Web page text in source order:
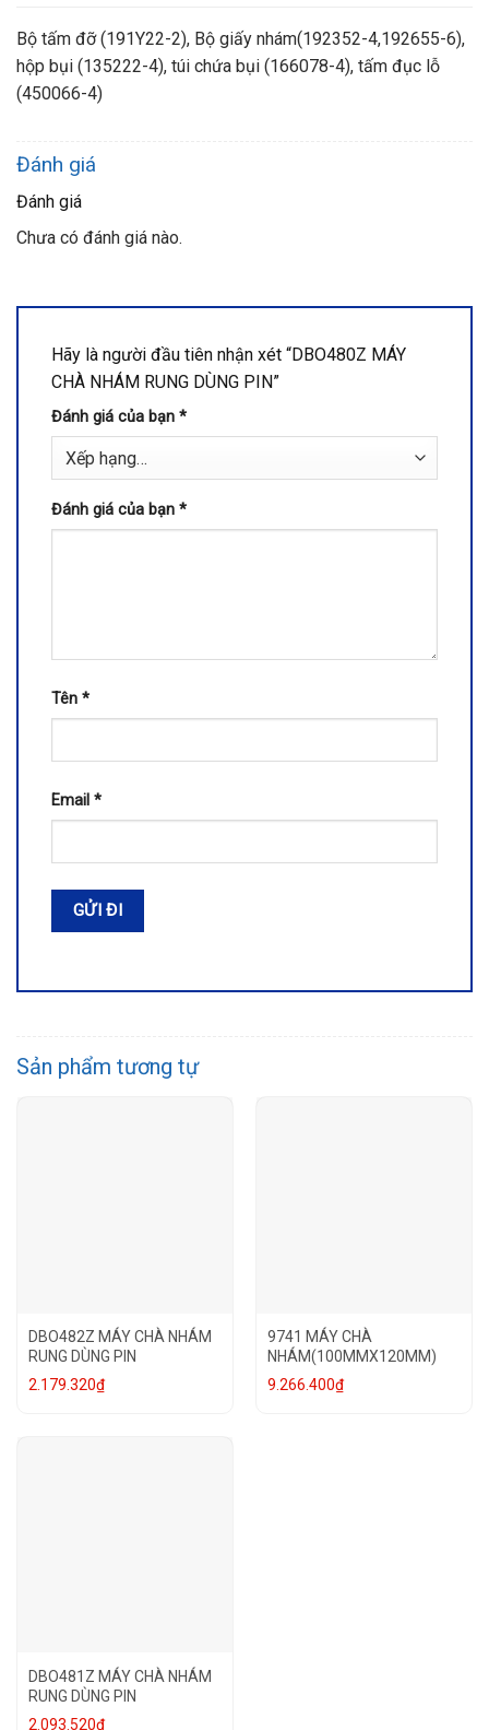
Bộ tấm đỡ (191Y22-2), Bộ giấy nhám(192352-4,192655-6),
hộp bụi (135222-4), túi chứa bụi (166078-4), tấm đục lỗ
(450066-4)
Đánh giá
Đánh giá
Chưa có đánh giá nào.
Hãy là người đầu tiên nhận xét “DBO480Z MÁY
CHÀ NHÁM RUNG DÙNG PIN”
Đánh giá của bạn *
Đánh giá của bạn *
Tên *
Email *
Sản phẩm tương tự
DBO482Z MÁY CHÀ NHÁM
RUNG DÙNG PIN
2.179.320₫
9741 MÁY CHÀ
NHÁM(100MMX120MM)
9.266.400₫
DBO481Z MÁY CHÀ NHÁM
RUNG DÙNG PIN
2.093.520₫